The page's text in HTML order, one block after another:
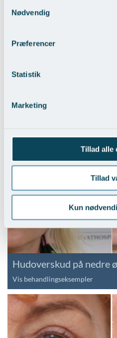
Nødvendig
Præferencer
Statistik
Marketing
Tillad alle
Tillad
Kun
Vis behandlingseksempler
Vis behandlingseksempler>
Hudoverskud på nedre
Vis behandlingseksempler